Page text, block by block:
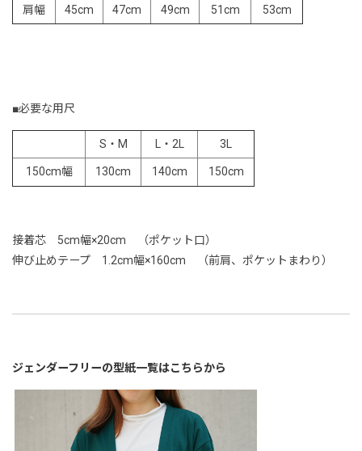
肩幅 45cm 47cm 49cm 51cm 53cm
■必要な用尺
S・M L・2L 3L
150cm幅 130cm 140cm 150cm
接着芯 5cm幅×20cm （ポケット口）
伸び止めテープ 1.2cm幅×160cm （前肩、ポケットまわり）
ジェンダーフリーの型紙一覧はこちらから